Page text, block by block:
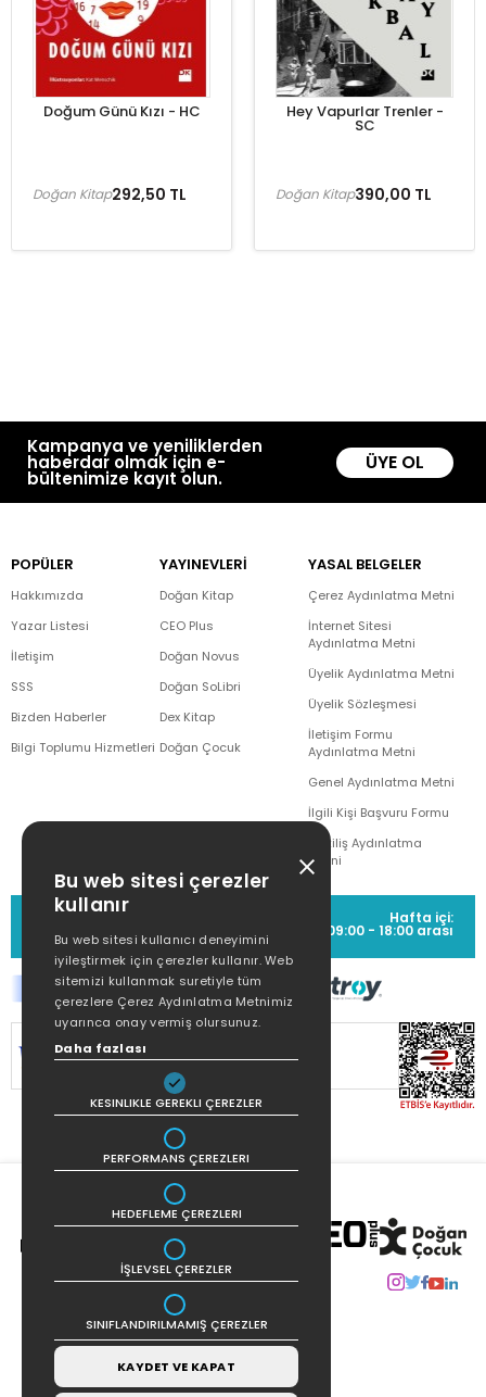
Doğum Günü Kızı - HC
292,50 TL
Doğan Kitap
Hey Vapurlar Trenler -
SC
390,00 TL
Doğan Kitap
Kampanya ve yeniliklerden
haberdar olmak için e-
bültenimize kayıt olun.
ÜYE OL
POPÜLER
Hakkımızda
Yazar Listesi
İletişim
SSS
Bizden Haberler
Bilgi Toplumu Hizmetleri
YAYINEVLERİ
Doğan Kitap
CEO Plus
Doğan Novus
Doğan SoLibri
Dex Kitap
Doğan Çocuk
YASAL BELGELER
Çerez Aydınlatma Metni
İnternet Sitesi
Aydınlatma Metni
Üyelik Aydınlatma Metni
Üyelik Sözleşmesi
İletişim Formu
Aydınlatma Metni
Genel Aydınlatma Metni
İlgili Kişi Başvuru Formu
Çekiliş Aydınlatma
Metni
MÜŞTERİ HİZMETLERİ
(0212) 373 77 00
Hafta içi:
09:00 - 18:00 arası
SİTEMİZ
KORUNMAKTADIR.
Bu web sitesi çerezler
kullanır
Bu web sitesi kullanıcı deneyimini
iyileştirmek için çerezler kullanır. Web
sitemizi kullanmak suretiyle tüm
çerezlere Çerez Aydınlatma Metnimiz
uyarınca onay vermiş olursunuz.
Daha fazlası
KESINLIKLE GEREKLI ÇEREZLER
PERFORMANS ÇEREZLERI
HEDEFLEME ÇEREZLERI
İŞLEVSEL ÇEREZLER
SINIFLANDIRILMAMIŞ ÇEREZLER
KAYDET VE KAPAT